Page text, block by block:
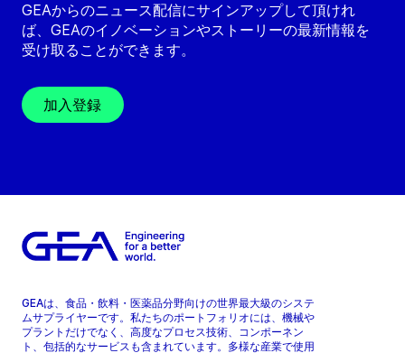
GEAからのニュース配信にサインアップして頂けれ
ば、GEAのイノベーションやストーリーの最新情報を
受け取ることができます。
加入登録
GEAは、食品・飲料・医薬品分野向けの世界最大級のシステ
ムサプライヤーです。私たちのポートフォリオには、機械や
プラントだけでなく、高度なプロセス技術、コンポーネン
ト、包括的なサービスも含まれています。多様な産業で使用